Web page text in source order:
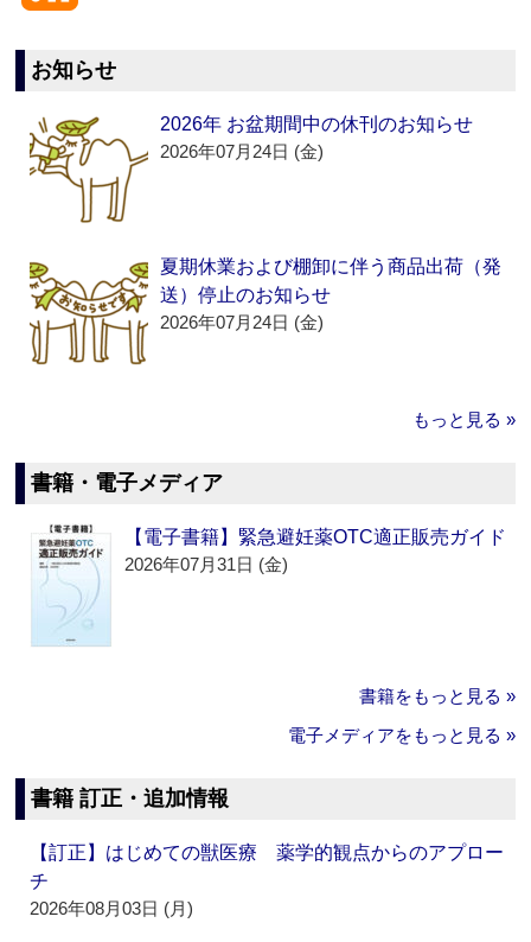
お知らせ
2026年 お盆期間中の休刊のお知らせ
2026年07月24日 (金)
夏期休業および棚卸に伴う商品出荷（発
送）停止のお知らせ
2026年07月24日 (金)
もっと見る »
書籍・電子メディア
【電子書籍】緊急避妊薬OTC適正販売ガイド
2026年07月31日 (金)
書籍をもっと見る »
電子メディアをもっと見る »
書籍 訂正・追加情報
【訂正】はじめての獣医療 薬学的観点からのアプロー
チ
2026年08月03日 (月)